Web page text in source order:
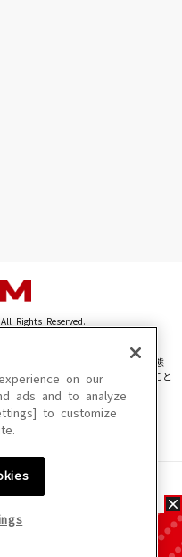
Rights Reserved.
写真・動画・音声等を、手段や形態
複製、転載、ファイル化などすること
けない場合があります。
なる場合があります。
on our
ads and to analyze
to customize